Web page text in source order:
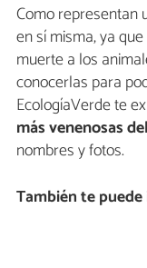
Como representan
en sí misma, ya
muerte a los
conocerlas para
EcologíaVerde te
más venenosas
nombres y fotos.
También te puede